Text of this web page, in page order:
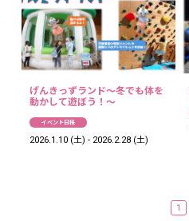
げんきっずランド～冬でも体を
動かして遊ぼう！～
イベント日程
2026.1.10 (土) - 2026.2.28 (土)
1